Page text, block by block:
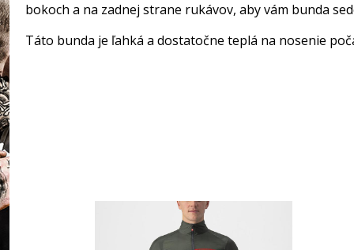
bokoch a na zadnej strane rukávov, aby vám bunda
Táto bunda je ľahká a dostatočne teplá na nosenie